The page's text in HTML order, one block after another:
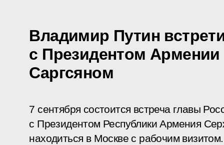
Владимир Путин
с Президентом
Саргсяном
7 сентября состоится встреча главы
с Президентом Республики Армения
находиться в Москве с рабочим визитом.